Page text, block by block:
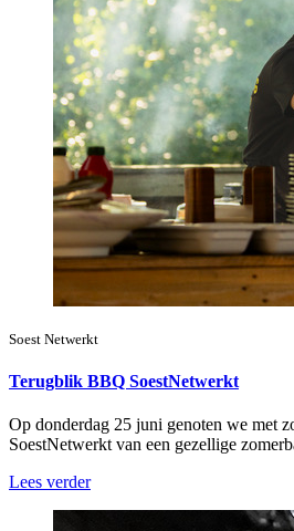
Soest Netwerkt
Terugblik BBQ SoestNetwerkt
Op donderdag 25 juni genoten we met
SoestNetwerkt van een gezellige
Lees verder